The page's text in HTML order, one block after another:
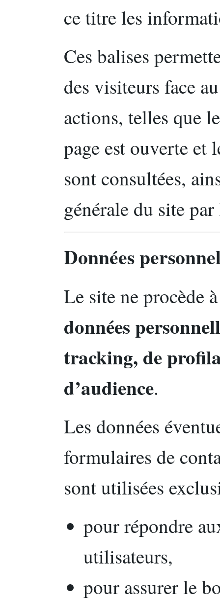
ce titre les
Ces balises
des visiteurs face
actions, telles que
page est ouverte
sont consultées,
générale du site
Données
Le site ne procède
données
tracking, de
d’audience.
Les données
formulaires de
sont utilisées
pour répondre
utilisateurs,
pour assurer le